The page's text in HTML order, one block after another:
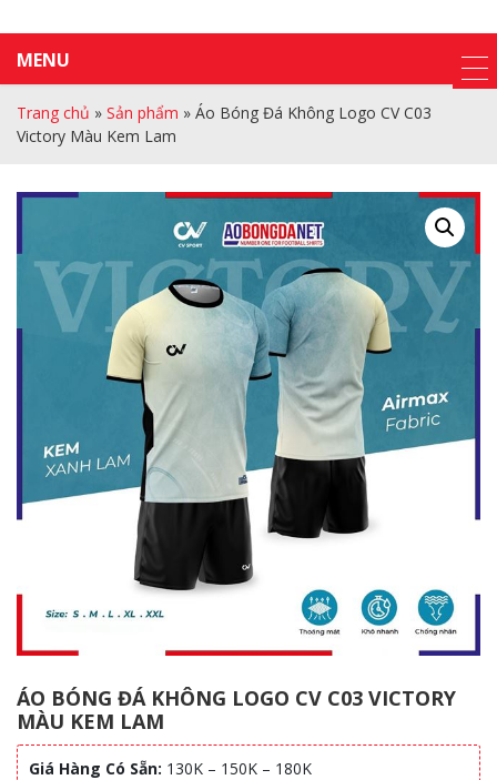
MENU
Trang chủ » Sản phẩm » Áo Bóng Đá Không Logo CV C03
Victory Màu Kem Lam
ÁO BÓNG ĐÁ KHÔNG LOGO CV C03 VICTORY
MÀU KEM LAM
Giá Hàng Có Sẵn: 130K – 150K – 180K